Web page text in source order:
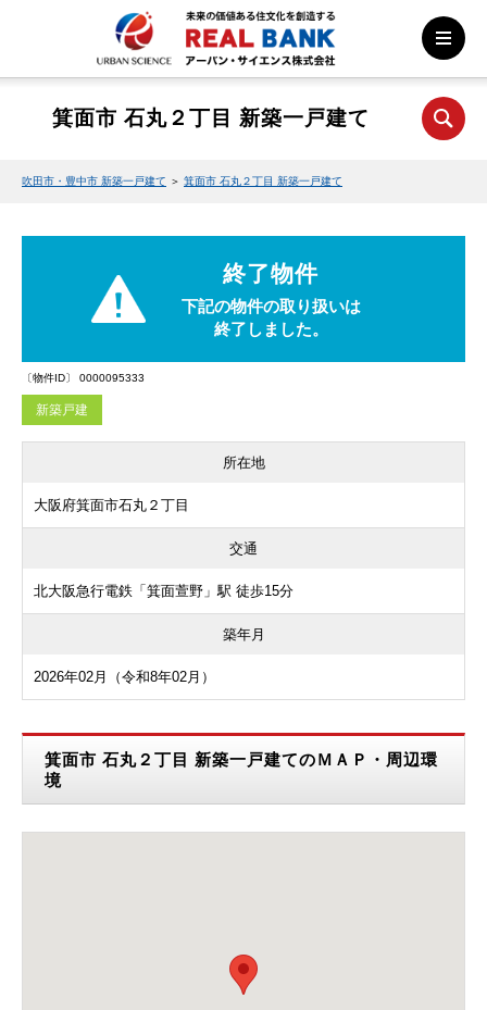
箕面市 石丸２丁目 新築一戸建て
吹田市・豊中市 新築一戸建て ＞ 箕面市 石丸２丁目 新築一戸建て
終了物件
下記の物件の取り扱いは
終了しました。
〔物件ID〕 0000095333
新築戸建
所在地
大阪府箕面市石丸２丁目
交通
北大阪急行電鉄「箕面萱野」駅 徒歩15分
築年月
2026年02月（令和8年02月）
箕面市 石丸２丁目 新築一戸建てのＭＡＰ・周辺環
境